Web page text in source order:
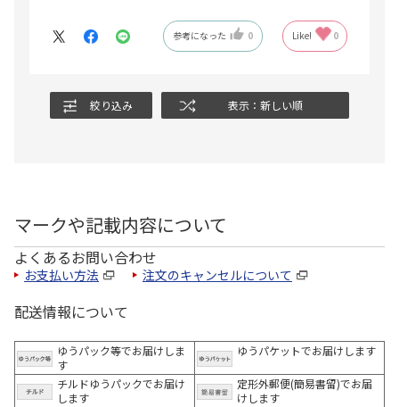
参考になった 0 Like! 0
絞り込み 表示：新しい順
マークや記載内容について
よくあるお問い合わせ
お支払い方法 注文のキャンセルについて
配送情報について
ゆうパック等でお届けしま
す
ゆうパケットでお届けします
チルドゆうパックでお届け
します
定形外郵便(簡易書留)でお届
けします